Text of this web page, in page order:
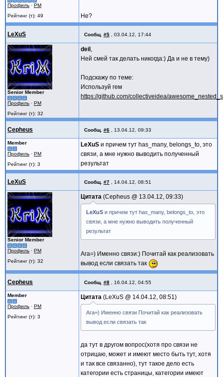
Профиль · PM
Рейтинг (т): 49
Не?
LeXuS Сообщ. #5 03.04.12, 17:44
Senior Member
Профиль · PM
Рейтинг (т): 32
deil ,
Ней смей так делать никогда:) Да и не в тему)
Подскажу по теме:
Используй гем
https://github.com/collectiveidea/
Cepheus Сообщ. #6 13.04.12, 09:33
Member
Профиль · PM
Рейтинг (т): 3
LeXuS и причем тут has_many, belongs_to, это
связи, а мне нужно выводить полученный
результат
LeXuS Сообщ. #7 14.04.12, 08:51
Senior Member
Профиль · PM
Рейтинг (т): 32
Цитата Cepheus @ 13.04.12, 09:33
LeXuS и причем тут has_many, belongs_to, это
связи, а мне нужно выводить полученный
результат
Ага=) Именно связи:) Почитай как реализовать
вывод если связать так
Cepheus Сообщ. #8 16.04.12, 04:55
Member
Профиль · PM
Рейтинг (т): 3
Цитата LeXuS @ 14.04.12, 08:51
Ага=) Именно связи Почитай как реализовать
вывод если связать так
да тут в другом вопрос(хотя про связи не
отрицаю, может и имеют место быть тут, хотя
и так все связанно), тут такое дело есть
категории есть страницы, категории имеют